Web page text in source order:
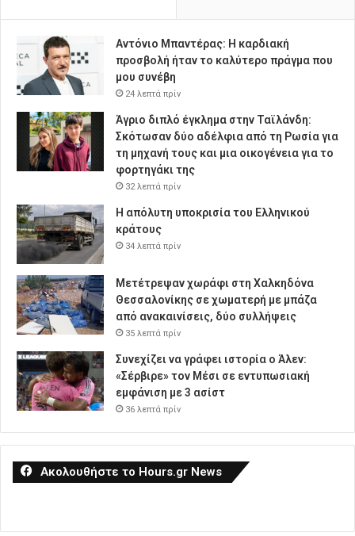
Αντόνιο Μπαντέρας: Η καρδιακή
προσβολή ήταν το καλύτερο πράγμα που
μου συνέβη
24 λεπτά πρίν
Άγριο διπλό έγκλημα στην Ταϊλάνδη:
Σκότωσαν δύο αδέλφια από τη Ρωσία για
τη μηχανή τους και μια οικογένεια για το
φορτηγάκι της
32 λεπτά πρίν
Η απόλυτη υποκρισία του Ελληνικού
κράτους
34 λεπτά πρίν
Μετέτρεψαν χωράφι στη Χαλκηδόνα
Θεσσαλονίκης σε χωματερή με μπάζα
από ανακαινίσεις, δύο συλλήψεις
35 λεπτά πρίν
Συνεχίζει να γράφει ιστορία ο Άλεν:
«Σέρβιρε» τον Μέσι σε εντυπωσιακή
εμφάνιση με 3 ασίστ
36 λεπτά πρίν
Ακολουθήστε το Hours.gr News